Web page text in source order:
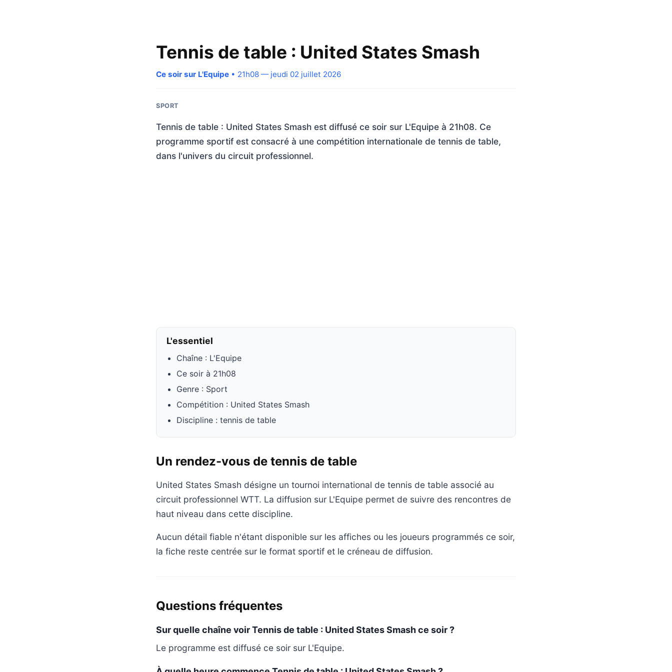
Tennis de table : United States Smash
Ce soir sur L'Equipe • 21h08 — jeudi 02 juillet 2026
SPORT
Tennis de table : United States Smash est diffusé ce soir sur L'Equipe à 21h08. Ce
programme sportif est consacré à une compétition internationale de tennis de table,
dans l'univers du circuit professionnel.
L'essentiel
Chaîne : L'Equipe
Ce soir à 21h08
Genre : Sport
Compétition : United States Smash
Discipline : tennis de table
Un rendez-vous de tennis de table
United States Smash désigne un tournoi international de tennis de table associé au
circuit professionnel WTT. La diffusion sur L'Equipe permet de suivre des rencontres de
haut niveau dans cette discipline.
Aucun détail fiable n'étant disponible sur les affiches ou les joueurs programmés ce soir,
la fiche reste centrée sur le format sportif et le créneau de diffusion.
Questions fréquentes
Sur quelle chaîne voir Tennis de table : United States Smash ce soir ?
Le programme est diffusé ce soir sur L'Equipe.